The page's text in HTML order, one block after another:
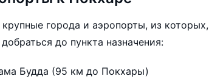
города и аэропорты, из которых,
до пункта назначения:
Сиддхартханагар, аэропорт Гаутама Будда (95 км до Покхары)